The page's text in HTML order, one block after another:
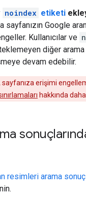
noindex etiketi
sayfanızın Google
Kullanıcılar ve
diğer arama
devam edebilir.
sayfanıza erişimi
hakkında
resimleri arama